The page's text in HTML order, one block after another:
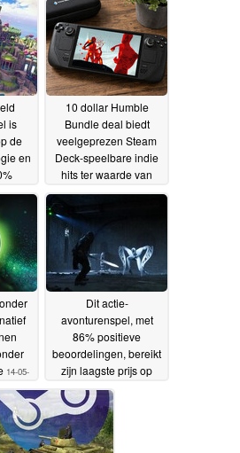
is
de
en
10 dollar Humble
Bundle deal biedt
veelgeprezen Steam
Deck-speelbare indie
hits ter waarde van
meer dan 190 dollar in
de detailhandel
2026
14-05-
Dit actie-
avonturenspel, met
86% positieve
beoordelingen, bereikt
zijn laagste prijs op
Steam met 60% korting
13-05-2026